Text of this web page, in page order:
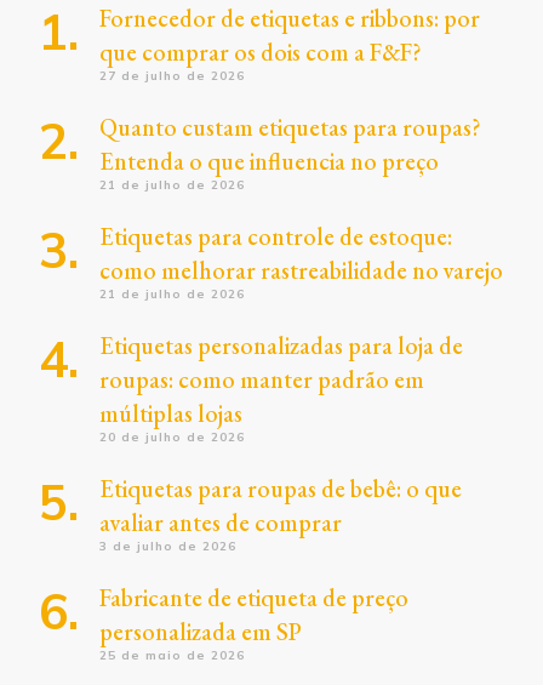
Fornecedor de etiquetas e ribbons: por
que comprar os dois com a F&F?
27 de julho de 2026
Quanto custam etiquetas para roupas?
Entenda o que influencia no preço
21 de julho de 2026
Etiquetas para controle de estoque:
como melhorar rastreabilidade no varejo
21 de julho de 2026
Etiquetas personalizadas para loja de
roupas: como manter padrão em
múltiplas lojas
20 de julho de 2026
Etiquetas para roupas de bebê: o que
avaliar antes de comprar
3 de julho de 2026
Fabricante de etiqueta de preço
personalizada em SP
25 de maio de 2026